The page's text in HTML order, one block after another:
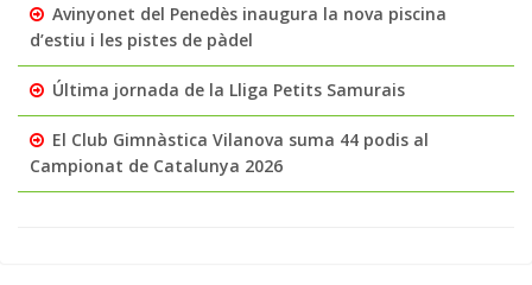
Avinyonet del Penedès inaugura la nova piscina
d’estiu i les pistes de pàdel
Última jornada de la Lliga Petits Samurais
El Club Gimnàstica Vilanova suma 44 podis al
Campionat de Catalunya 2026